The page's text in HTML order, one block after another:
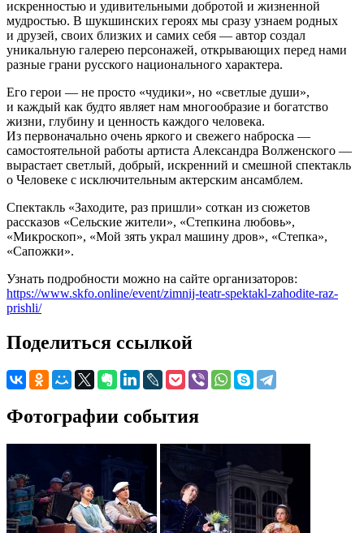
искренностью и удивительными добротой и жизненной
мудростью. В шукшинских героях мы сразу узнаем родных
и друзей, своих близких и самих себя — автор создал
уникальную галерею персонажей, открывающих перед нами
разные грани русского национального характера.
Его герои — не просто «чудики», но «светлые души»,
и каждый как будто являет нам многообразие и богатство
жизни, глубину и ценность каждого человека.
Из первоначально очень яркого и свежего наброска —
самостоятельной работы артиста Александра Волженского —
вырастает светлый, добрый, искренний и смешной спектакль
о Человеке с исключительным актерским ансамблем.
Спектакль «Заходите, раз пришли» соткан из сюжетов
рассказов «Сельские жители», «Степкина любовь»,
«Микроскоп», «Мой зять украл машину дров», «Степка»,
«Сапожки».
Узнать подробности можно на сайте организаторов:
https://www.skfo.online/event/zimnij-teatr-spektakl-zahodite-raz-
prishli/
Поделиться ссылкой
Фотографии события